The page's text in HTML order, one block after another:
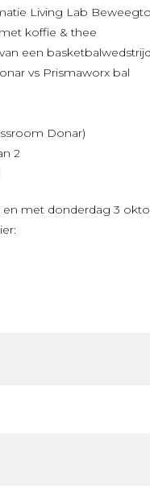
Living Lab
koffie & thee
een
vs Prismaworx bal
Donar)
2
en met donderdag 3